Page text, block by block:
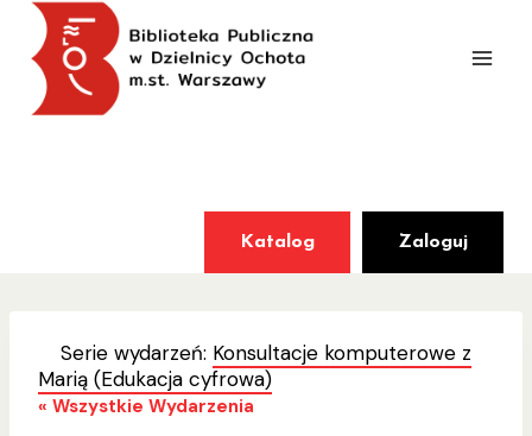
Przejdź
treści
Katalog Zaloguj
Serie wydarzeń: Konsultacje komputerowe z
Marią (Edukacja cyfrowa)
« Wszystkie Wydarzenia